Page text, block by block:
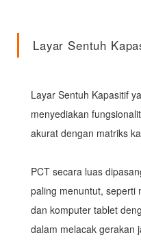
Layar Sentuh
Layar Sentuh Kapasitif
menyediakan
akurat dengan matriks
PCT secara luas
paling menuntut, seperti
dan komputer tablet
dalam melacak gerakan